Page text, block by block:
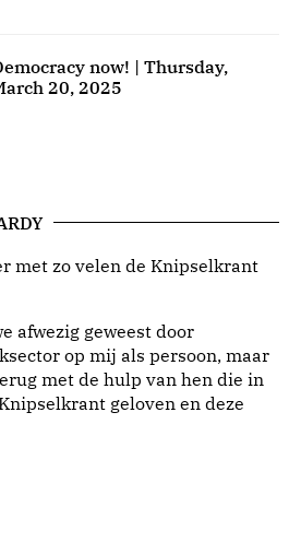
now! | Thursday,
20, 2025
met zo velen de Knipselkrant
afwezig geweest door
op mij als persoon, maar
met de hulp van hen die in
geloven en deze